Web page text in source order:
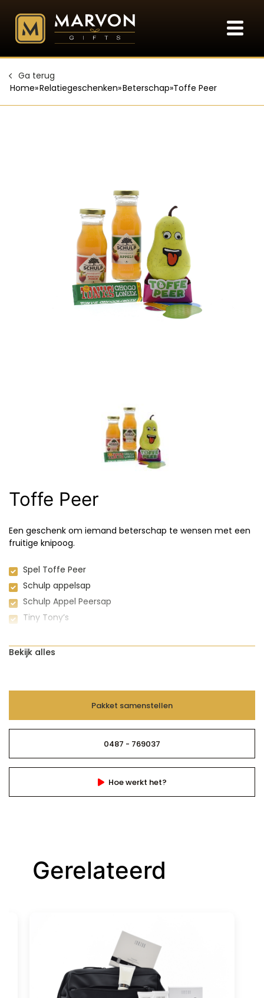
Ga terug
Home»Relatiegeschenken»Beterschap»Toffe Peer
Toffe Peer
Een geschenk om iemand beterschap te wensen met een
fruitige knipoog.
Spel Toffe Peer
Schulp appelsap
Schulp Appel Peersap
Tiny Tony’s
Bekijk alles
Pakket samenstellen
0487 - 769037
Hoe werkt het?
Gerelateerd